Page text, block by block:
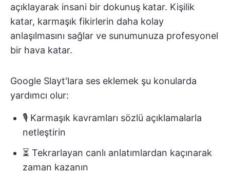
açıklayarak insani bir dokunuş katar. Kişilik
katar, karmaşık fikirlerin daha kolay
anlaşılmasını sağlar ve sunumunuza profesyonel
bir hava katar.
Google Slayt'lara ses eklemek şu konularda
yardımcı olur:
🎙️ Karmaşık kavramları sözlü açıklamalarla
netleştirin
⏳ Tekrarlayan canlı anlatımlardan kaçınarak
zaman kazanın